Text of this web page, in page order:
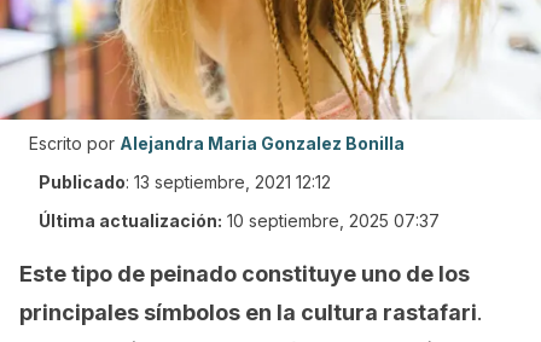
Escrito por Alejandra Maria Gonzalez Bonilla
Publicado: 13 septiembre, 2021 12:12
Última actualización: 10 septiembre, 2025 07:37
Este tipo de peinado constituye uno de los
principales símbolos en la cultura rastafari.